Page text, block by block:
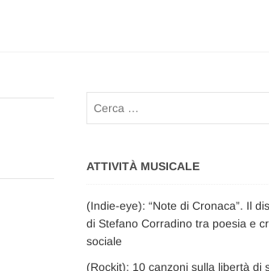
ATTIVITÀ MUSICALE
(Indie-eye): “Note di Cronaca”. Il
di Stefano Corradino tra poesia e
sociale
(Rockit): 10 canzoni sulla libertà di